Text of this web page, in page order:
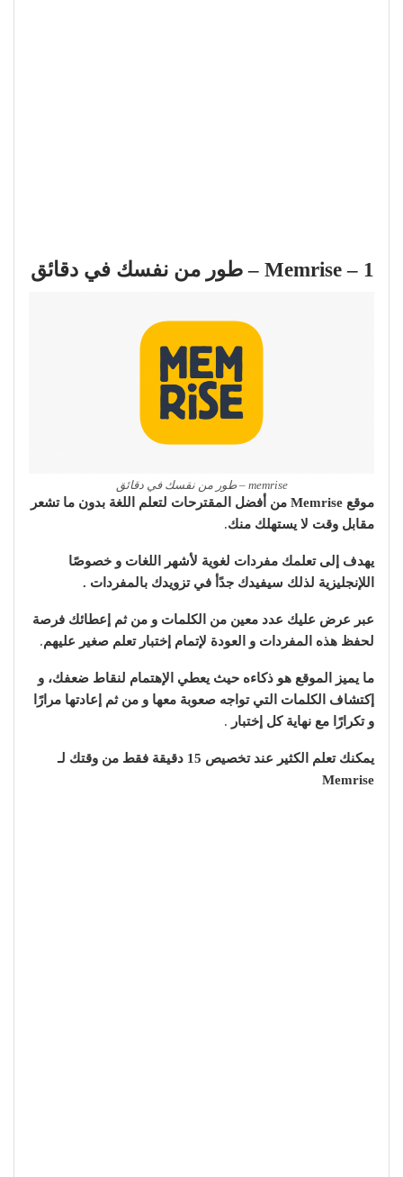
1 – Memrise – طور من نفسك في دقائق
memrise – طور من نقسك في دقائق
موقع Memrise من أفضل المقترحات لتعلم اللغة بدون ما تشعر
مقابل وقت لا يستهلك منك.
يهدف إلى تعلمك مفردات لغوية لأشهر اللغات و خصوصًا
اللإنجليزية لذلك سيفيدك جدًأ في تزويدك بالمفردات .
عبر عرض عليك عدد معين من الكلمات و من ثم إعطائك فرصة
لحفظ هذه المفردات و العودة لإتمام إختبار تعلم صغير عليهم.
ما يميز الموقع هو ذكاءه حيث يعطي الإهتمام لنقاط ضعفك، و
إكتشاف الكلمات التي تواجه صعوبة معها و من ثم إعادتها مرارًا
و تكرارًا مع نهاية كل إختبار .
يمكنك تعلم الكثير عند تخصيص 15 دقيقة فقط من وقتك لـ
Memrise